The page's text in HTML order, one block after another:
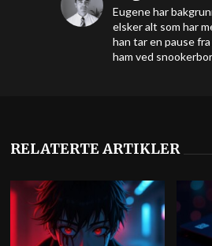
Eugene har
elsker alt som har
han tar en pause
ham ved
RELATERTE ARTIKLER